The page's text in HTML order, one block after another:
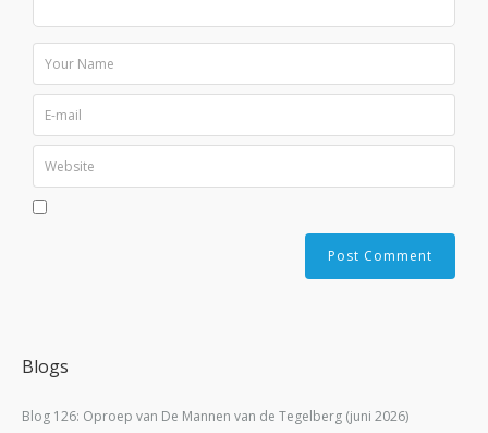
Blogs
Blog 126: Oproep van De Mannen van de Tegelberg (juni 2026)